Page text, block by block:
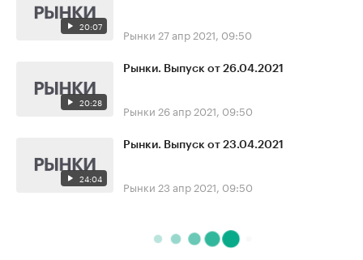
20:07 Рынки 27 апр 2021, 09:50
20:28
Рынки. Выпуск от 26.04.2021
Рынки 26 апр 2021, 09:50
24:04
Рынки. Выпуск от 23.04.2021
Рынки 23 апр 2021, 09:50